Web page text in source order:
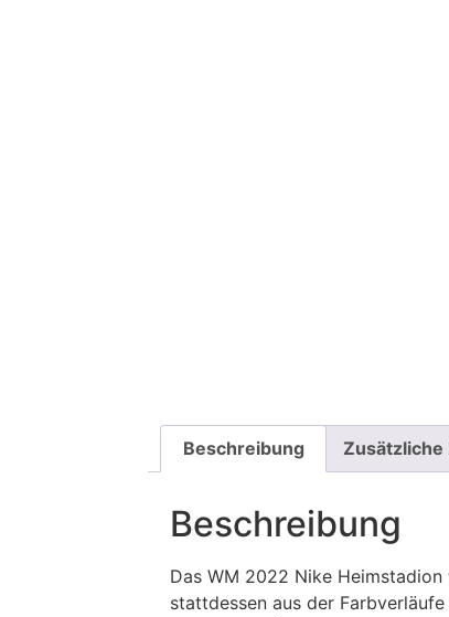
Beschreibung
Beschreibung
Das WM 2022 Nike
stattdessen aus der